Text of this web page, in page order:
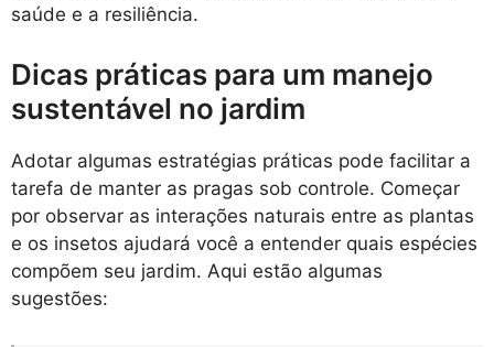
saúde e a resiliência.
Dicas práticas para um manejo
sustentável no jardim
Adotar algumas estratégias práticas pode facilitar a
tarefa de manter as pragas sob controle. Começar
por observar as interações naturais entre as plantas
e os insetos ajudará você a entender quais espécies
compõem seu jardim. Aqui estão algumas
sugestões: